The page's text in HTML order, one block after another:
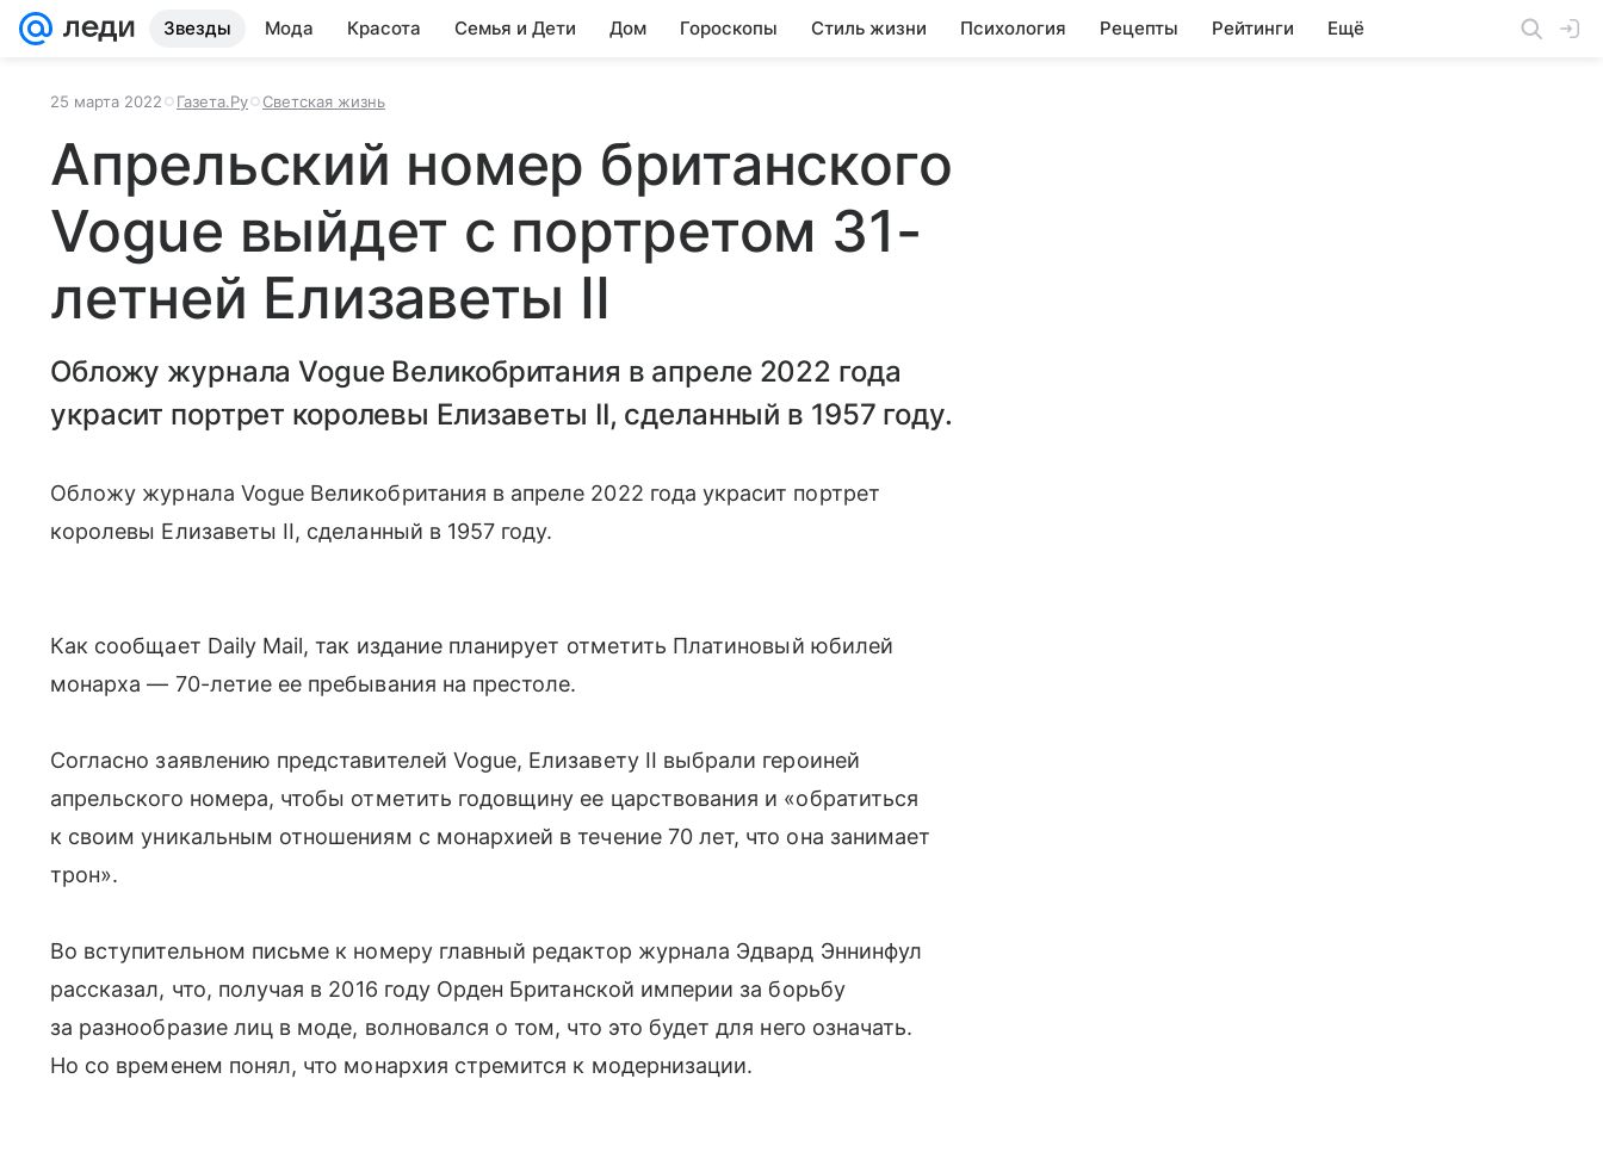
Звезды Мода Красота Семья и Дети Дом Гороскопы Стиль жизни Психология Рецепты Рейтинги Ещё
25 марта 2022 Газета.Ру Светская жизнь
Апрельский номер британского
Vogue выйдет с портретом 31-
летней Елизаветы II
Обложу журнала Vogue Великобритания в апреле 2022 года
украсит портрет королевы Елизаветы II, сделанный в 1957 году.
Обложу журнала Vogue Великобритания в апреле 2022 года украсит портрет
королевы Елизаветы II, сделанный в 1957 году.
Как сообщает Daily Mail, так издание планирует отметить Платиновый юбилей
монарха — 70-летие ее пребывания на престоле.
Согласно заявлению представителей Vogue, Елизавету II выбрали героиней
апрельского номера, чтобы отметить годовщину ее царствования и «обратиться
к своим уникальным отношениям с монархией в течение 70 лет, что она занимает
трон».
Во вступительном письме к номеру главный редактор журнала Эдвард Эннинфул
рассказал, что, получая в 2016 году Орден Британской империи за борьбу
за разнообразие лиц в моде, волновался о том, что это будет для него означать.
Но со временем понял, что монархия стремится к модернизации.